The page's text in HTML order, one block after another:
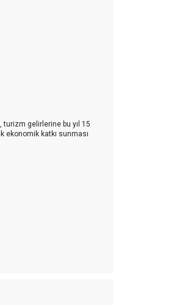
BÜYÜK TEHLİKE
NÖROTATİL
var?
gereken tedbirler
teorileri
turizm gelirlerine bu yıl 15
ekonomik katkı sunması